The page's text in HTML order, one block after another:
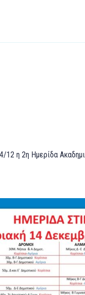
12 η 2η Ημερίδα